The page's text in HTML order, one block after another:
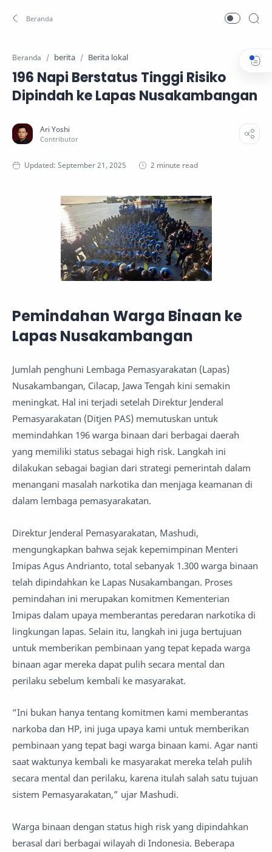
Beranda berita Berita lokal
196 Napi Berstatus Tinggi Risiko
Dipindah ke Lapas Nusakambangan
2 minute read
Pemindahan Warga Binaan ke
Lapas Nusakambangan
Jumlah penghuni Lembaga Pemasyarakatan (Lapas)
Nusakambangan, Cilacap, Jawa Tengah kini semakin
meningkat. Hal ini terjadi setelah Direktur Jenderal
Pemasyarakatan (Ditjen PAS) memutuskan untuk
memindahkan 196 warga binaan dari berbagai daerah
yang memiliki status sebagai high risk. Langkah ini
dilakukan sebagai bagian dari strategi pemerintah dalam
menangani masalah narkotika dan menjaga keamanan di
dalam lembaga pemasyarakatan.
Direktur Jenderal Pemasyarakatan, Mashudi,
mengungkapkan bahwa sejak kepemimpinan Menteri
Imipas Agus Andrianto, total sebanyak 1.300 warga binaan
telah dipindahkan ke Lapas Nusakambangan. Proses
pemindahan ini merupakan komitmen Kementerian
Imipas dalam upaya memberantas peredaran narkotika di
lingkungan lapas. Selain itu, langkah ini juga bertujuan
untuk memberikan pembinaan yang tepat kepada warga
binaan agar mereka dapat pulih secara mental dan
perilaku sebelum kembali ke masyarakat.
“Ini bukan hanya tentang komitmen kami memberantas
narkoba dan HP, ini juga upaya kami untuk memberikan
pembinaan yang tepat bagi warga binaan kami. Agar nanti
saat waktunya kembali ke masyarakat mereka telah pulih
secara mental dan perilaku, karena itulah salah satu tujuan
sistem Pemasyarakatan,” ujar Mashudi.
Warga binaan dengan status high risk yang dipindahkan
berasal dari berbagai wilayah di Indonesia. Beberapa